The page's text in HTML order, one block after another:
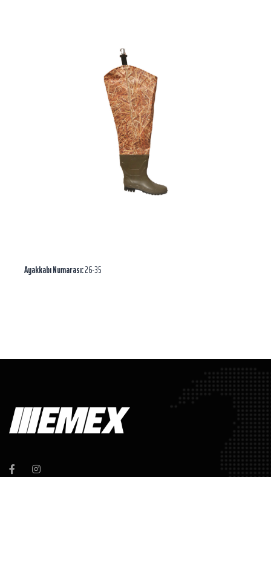
Ayakkabı Numarası:26-35